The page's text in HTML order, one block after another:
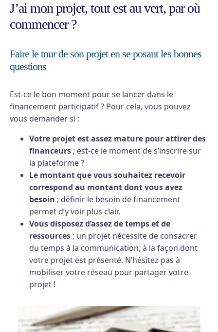
J’ai mon projet, tout est au vert, par où
commencer ?
Faire le tour de son projet en se posant les bonnes
questions
Est-ce le bon moment pour se lancer dans le
financement participatif ? Pour cela, vous pouvez
vous demander si :
Votre projet est assez mature pour attirer des
financeurs ; est-ce le moment de s’inscrire sur
la plateforme ?
Le montant que vous souhaitez recevoir
correspond au montant dont vous avez
besoin ; définir le besoin de financement
permet d’y voir plus clair,
Vous disposez d’assez de temps et de
ressources ; un projet nécessite de consacrer
du temps à la communication, à la façon dont
votre projet est présenté. N’hésitez pas à
mobiliser votre réseau pour partager votre
projet !